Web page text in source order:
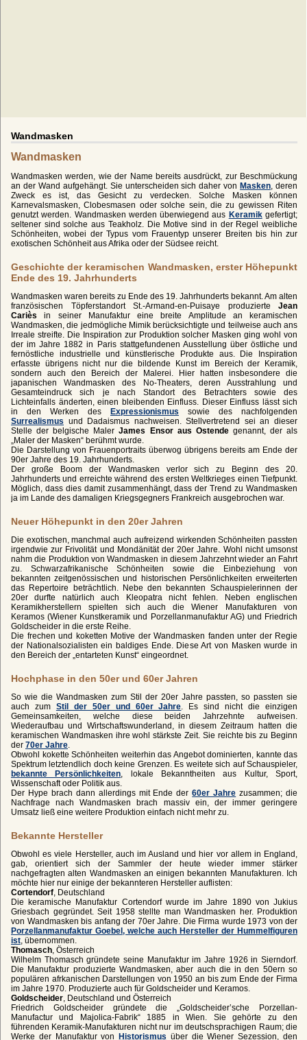
Wandmasken
Wandmasken
Wandmasken werden, wie der Name bereits ausdrückt, zur Beschmückung
an der Wand aufgehängt. Sie unterscheiden sich daher vonMasken , deren
Zweck es ist, das Gesicht zu verdecken. Solche Masken können
Karnevalsmasken, Clobesmasen oder solche sein, die zu gewissen Riten
genutzt werden. Wandmasken werden überwiegend aus Keramikgefertigt;
seltener sind solche aus Teakholz. Die Motive sind in der Regel weibliche
Schönheiten, wobei der Typus vom Frauentyp unserer Breiten bis hin zur
exotischen Schönheit aus Afrika oder der Südsee reicht.
Geschichte der keramischen Wandmasken, erster Höhepunkt
Ende des 19. Jahrhunderts
Wandmasken waren bereits zu Ende des 19. Jahrhunderts bekannt. Am alten
französischen Töpferstandort St.-Armand-en-Puisaye produzierte Jean
Cariès in seiner Manufaktur eine breite Amplitude an keramischen
Wandmasken, die jedmögliche Mimik berücksichtigte und teilweise auch ans
Irreale streifte. Die Inspiration zur Produktion solcher Masken ging wohl von
der im Jahre 1882 in Paris stattgefundenen Ausstellung über östliche und
fernöstliche industrielle und künstlerische Produkte aus. Die Inspiration
erfasste übrigens nicht nur die bildende Kunst im Bereich der Keramik,
sondern auch den Bereich der Malerei. Hier hatten insbesondere die
japanischen Wandmasken des No-Theaters, deren Ausstrahlung und
Gesamteindruck sich je nach Standort des Betrachters sowie des
Lichteinfalls änderten, einen bleibenden Einfluss. Dieser Einfluss lässt sich
in den Werken des Expressionismus sowie des nachfolgenden
Surrealismus und Dadaismus nachweisen. Stellvertretend sei an dieser
Stelle der belgische MalerJames Ensor aus Ostendegenannt, der als
„Maler der Masken“ berühmt wurde.
Die Darstellung von Frauenportraits überwog übrigens bereits am Ende der
90er Jahre des 19. Jahrhunderts.
Der große Boom der Wandmasken verlor sich zu Beginn des 20.
Jahrhunderts und erreichte während des ersten Weltkrieges einen Tiefpunkt.
Möglich, dass dies damit zusammenhängt, dass der Trend zu Wandmasken
ja im Lande des damaligen Kriegsgegners Frankreich ausgebrochen war.
Neuer Höhepunkt in den 20er Jahren
Die exotischen, manchmal auch aufreizend wirkenden Schönheiten passten
irgendwie zur Frivolität und Mondänität der 20er Jahre. Wohl nicht umsonst
nahm die Produktion von Wandmasken in diesem Jahrzehnt wieder an Fahrt
zu. Schwarzafrikanische Schönheiten sowie die Einbeziehung von
bekannten zeitgenössischen und historischen Persönlichkeiten erweiterten
das Repertoire beträchtlich. Nebe den bekannten Schauspielerinnen der
20er durfte natürlich auch Kleopatra nicht fehlen. Neben englischen
Keramikherstellern spielten sich auch die Wiener Manufakturen von
Keramos (Wiener Kunstkeramik und Porzellanmanufaktur AG) und Friedrich
Goldscheider in die erste Reihe.
Die frechen und koketten Motive der Wandmasken fanden unter der Regie
der Nationalsozialisten ein baldiges Ende. Diese Art von Masken wurde in
den Bereich der „entarteten Kunst“ eingeordnet.
Hochphase in den 50er und 60er Jahren
So wie die Wandmasken zum Stil der 20er Jahre passten, so passten sie
auch zum Stil der 50er und 60er Jahre . Es sind nicht die einzigen
Gemeinsamkeiten, welche diese beiden Jahrzehnte aufweisen.
Wiederaufbau und Wirtschaftswunderland, in diesem Zeitraum hatten die
keramischen Wandmasken ihre wohl stärkste Zeit. Sie reichte bis zu Beginn
der 70er Jahre
Obwohl kokette Schönheiten weiterhin das Angebot dominierten, kannte das
Spektrum letztendlich doch keine Grenzen. Es weitete sich auf Schauspieler,
bekannte Persönlichkeiten , lokale Bekanntheiten aus Kultur, Sport,
Wissenschaft oder Politik aus.
Der Hype brach dann allerdings mit Ende der60er Jahre zusammen; die
Nachfrage nach Wandmasken brach massiv ein, der immer geringere
Umsatz ließ eine weitere Produktion einfach nicht mehr zu.
Bekannte Hersteller
Obwohl es viele Hersteller, auch im Ausland und hier vor allem in England,
gab, orientiert sich der Sammler der heute wieder immer stärker
nachgefragten alten Wandmasken an einigen bekannten Manufakturen. Ich
möchte hier nur einige der bekannteren Hersteller auflisten:
Cortendorf , Deutschland
Die keramische Manufaktur Cortendorf wurde im Jahre 1890 von Jukius
Griesbach gegründet. Seit 1958 stellte man Wandmasken her. Produktion
von Wandmasken bis anfang der 70er Jahre. Die Firma wurde 1973 von der
Porzellanmanufaktur Goebel, welche auch Hersteller der Hummelfiguren
ist , übernommen.
Thomasch , Österreich
Wilhelm Thomasch gründete seine Manufaktur im Jahre 1926 in Sierndorf.
Die Manufaktur produzierte Wandmasken, aber auch die in den 50ern so
populären afrkanischen Darstellungen von 1950 an bis zum Ende der Firma
im Jahre 1970. Produzierte auch für Goldscheider und Keramos.
Goldscheider , Deutschland und Österreich
Friedrich Goldscheider gründete die „Goldscheider’sche Porzellan-
Manufactur und Majolica-Fabrik“ 1885 in Wien. Sie gehörte zu den
führenden Keramik-Manufakturen nicht nur im deutschsprachigen Raum; die
Werke der Manufaktur vonHistorismus über die Wiener Sezession, den